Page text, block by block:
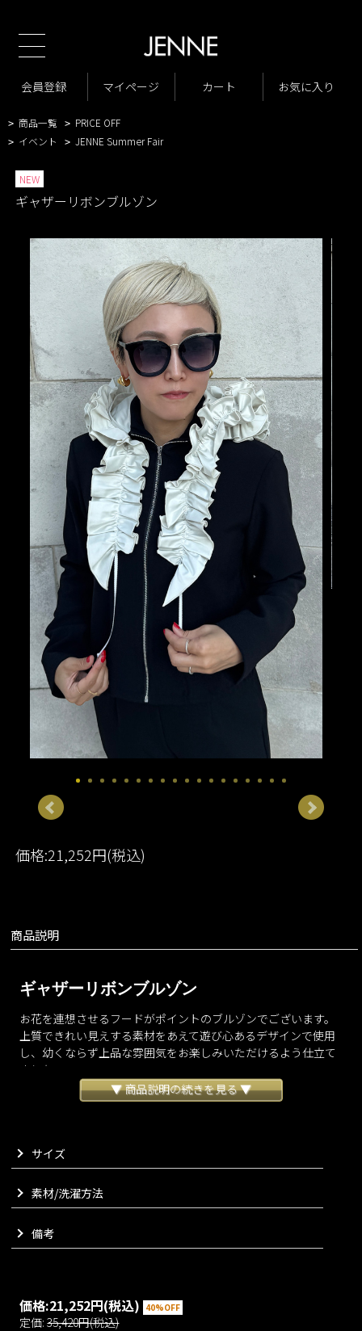
会員登録 マイページ カート お気に入り
TOP
商品一覧 > New Arrivals
VARIATION LIST2 ギャザーリボンブルゾン
> 商品一覧 > PRICE OFF
> イベント > JENNE Summer Fair
NEW
ギャザーリボンブルゾン
価格:21,252円(税込)
商品説明
ギャザーリボンブルゾン
お花を連想させるフードがポイントのブルゾンでございます。
上質できれい見えする素材をあえて遊び心あるデザインで使用
し、幼くならず上品な雰囲気をお楽しみいただけるよう仕立て
ました。
たっぷりのギャザーをあしらったフード部分はどの角度から見
ても花束のようなボリュームと膨らみを感じられ、見ているだ
落ち着きのあるクリームホワイトをチョイスした２種をご用意
いたしました。
様々なシーズンでお召しいただける生地感でございます。
VARIATION
size：S/M/L
▼ 商品説明の続きを見る ▼
サイズ
素材/洗濯方法
備考
価格:21,252円(税込) 40%OFF
定価:35,420円(税込)